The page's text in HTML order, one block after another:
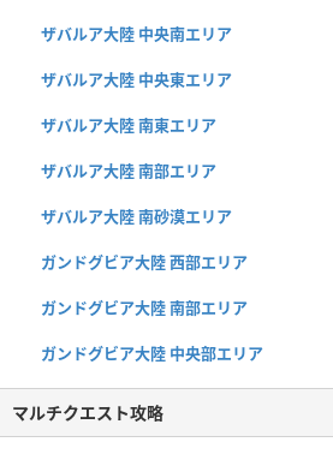
ザバルア大陸 中央南エリア
ザバルア大陸 中央東エリア
ザバルア大陸 南東エリア
ザバルア大陸 南部エリア
ザバルア大陸 南砂漠エリア
ガンドグビア大陸 西部エリア
ガンドグビア大陸 南部エリア
ガンドグビア大陸 中央部エリア
マルチクエスト攻略